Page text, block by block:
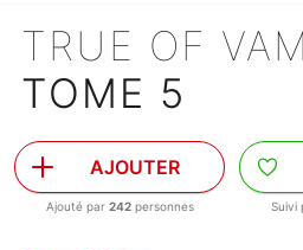
TRUE OF
TOME 5
AJOUTER
Ajouté par 242personnes Suivi